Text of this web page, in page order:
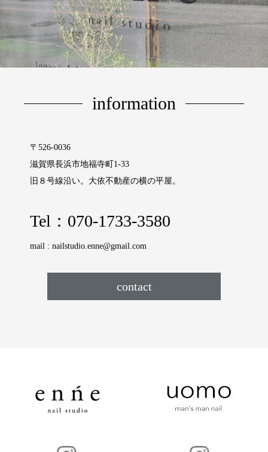
information
〒526-0036
滋賀県長浜市地福寺町1‐33
旧８号線沿い。大依不動産の横の平屋。
Tel： 070-1733-3580
mail : nailstudio.enne@gmail.com
contact